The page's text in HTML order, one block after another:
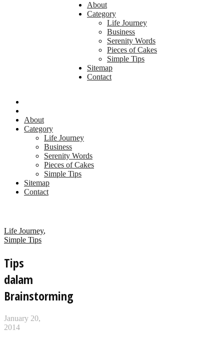
About
Category
Life Journey
Business
Serenity Words
Pieces of Cakes
Simple Tips
Sitemap
Contact
About
Category
Life Journey
Business
Serenity Words
Pieces of Cakes
Simple Tips
Sitemap
Contact
Life Journey,
Simple Tips
Tips
dalam
Brainstorming
January 20,
2014